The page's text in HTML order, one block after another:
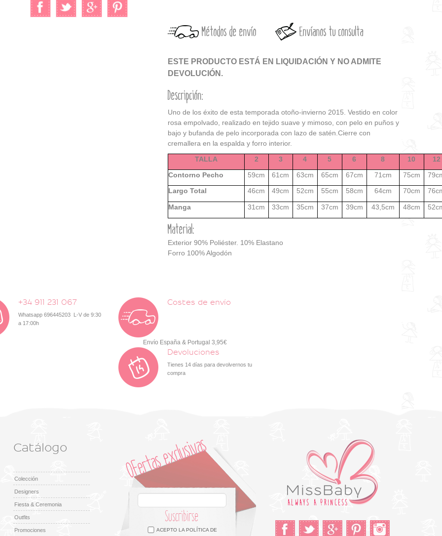
Métodos de envío Envíanos tu consulta
ESTE PRODUCTO ESTÁ EN LIQUIDACIÓN Y NO ADMITE
DEVOLUCIÓN.
Descripción:
Uno de los éxito de esta temporada otoño-invierno 2015. Vestido en color
rosa empolvado, realizado en tejido suave y mimoso, con pelo en puños y
bajo y bufanda de pelo incorporada con lazo de satén.Cierre con
cremallera en la espalda y forro interior.
TALLA
2 3 4 5 6 8 10
12
Contorno Pecho
59cm 61cm 63cm 65cm 67cm 71cm 75cm
Largo Total
46cm 49cm 52cm 55cm 58cm 64cm 70cm
Manga 31cm 33cm 35cm 37cm 39cm 43,5cm 48cm
Material:
Exterior 90% Poliéster. 10% Elastano
Forro 100% Algodón
+34 911 231 067
Whatsapp 696445203 L-V de 9:30
a 17:00h
Costes de envío
Envío España & Portugal 3,95€
Devoluciones
Tienes 14 días para devolvernos tu
compra
Catálogo
Colección
Designers
Fiesta & Ceremonia
Outfits
Promociones
Suscribirse
ACEPTO LAPOLÍTICA DE
Facebook Twitter Google +